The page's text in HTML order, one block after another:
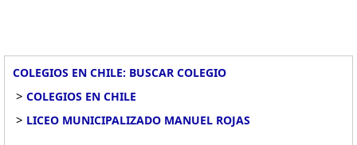
COLEGIOS EN CHILE: BUSCAR COLEGIO
> COLEGIOS EN CHILE
> LICEO MUNICIPALIZADO MANUEL ROJAS